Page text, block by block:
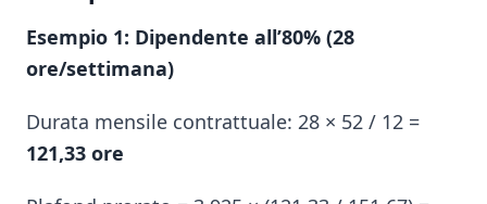
Esempio 1: Dipendente all’80% (28
ore/settimana)
Durata mensile contrattuale: 28 × 52 / 12 =
121,33 ore